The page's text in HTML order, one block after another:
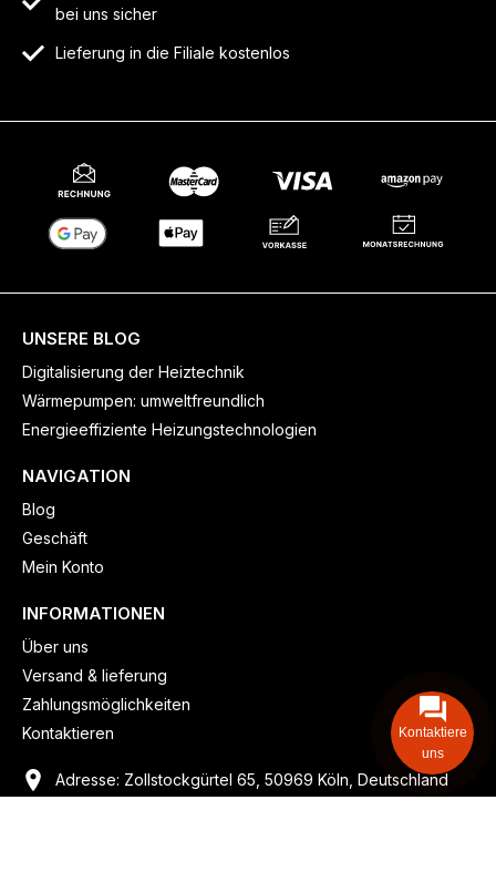
bei uns sicher
Lieferung in die Filiale kostenlos
UNSERE BLOG
Digitalisierung der Heiztechnik
Wärmepumpen: umweltfreundlich
Energieeffiziente Heizungstechnologien
NAVIGATION
Blog
Geschäft
Mein Konto
INFORMATIONEN
Über uns
Versand & lieferung
Zahlungsmöglichkeiten
Kontaktieren
Adresse: Zollstockgürtel 65, 50969 Köln, Deutschland
Kontaktiere
uns